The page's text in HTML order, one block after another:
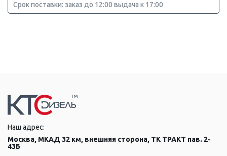
Срок поставки: заказ до 12:00 выдача к 17:00
Наш адрес:
Москва, МКАД 32 км, внешняя сторона, ТК ТРАКТ пав. 2-
43Б